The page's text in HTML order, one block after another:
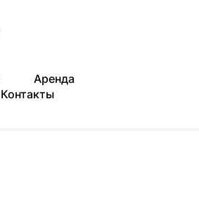
Аренда
Контакты